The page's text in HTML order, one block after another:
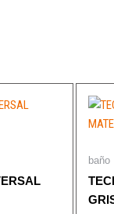
baño